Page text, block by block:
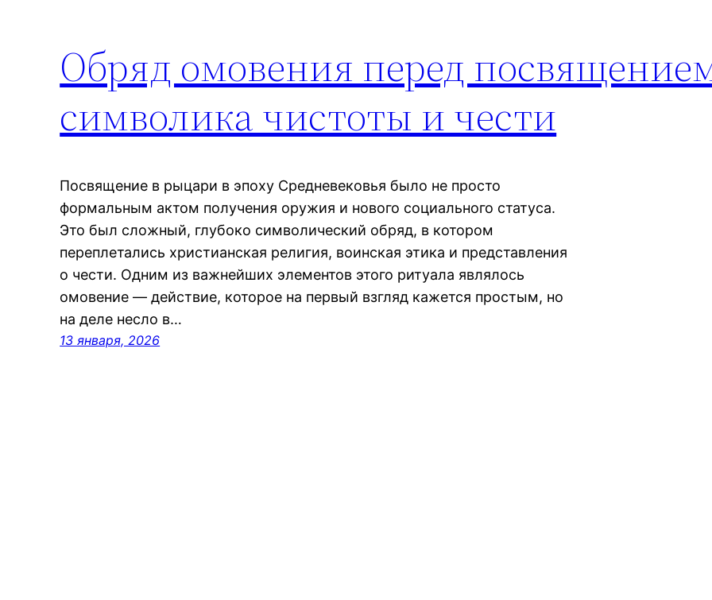
Обряд омовения перед
символика чистоты и чести
Посвящение в рыцари в эпоху Средневековья было не просто
формальным актом получения оружия и нового социального статуса.
Это был сложный, глубоко символический обряд, в котором
переплетались христианская религия, воинская этика и представления
о чести. Одним из важнейших элементов этого ритуала являлось
омовение — действие, которое на первый взгляд кажется простым, но
на деле несло в…
13 января, 2026